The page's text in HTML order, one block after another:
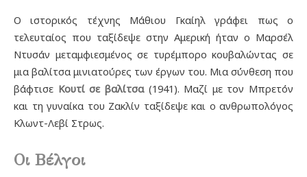
Ο ιστορικός τέχνης Μάθιου Γκαίηλ γράφει πως ο
τελευταίος που ταξίδεψε στην Αμερική ήταν ο Μαρσέλ
Ντυσάν μεταμφιεσμένος σε τυρέμπορο κουβαλώντας σε
μια βαλίτσα μινιατούρες των έργων του. Μια σύνθεση που
βάφτισε Κουτί σε βαλίτσα (1941). Μαζί με τον Μπρετόν
και τη γυναίκα του Ζακλίν ταξίδεψε και ο ανθρωπολόγος
Κλωντ-Λεβί Στρως.
Οι Βέλγοι